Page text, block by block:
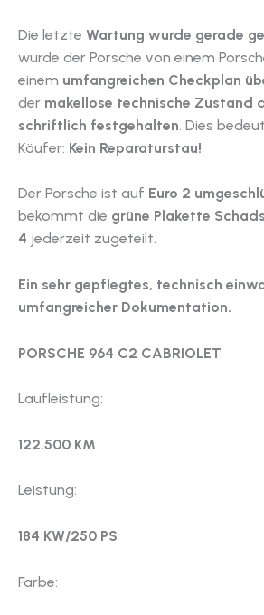
Die letzte Wartung wurde gerade
wurde der Porsche von einem
einem umfangreichen Checkplan
der makellose technische Zustand
schriftlich festgehalten. Dies
Käufer: Kein Reparaturstau!
Der Porsche ist auf Euro 2
bekommt die grüne Plakette
4 jederzeit zugeteilt.
Ein sehr gepflegtes, technisch
umfangreicher Dokumentation.
PORSCHE 964 C2 CABRIOLET
Laufleistung:
122.500 KM
Leistung:
184 KW/250 PS
Farbe: